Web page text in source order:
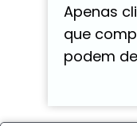
Apenas
que
podem